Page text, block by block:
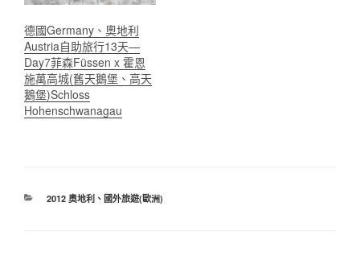
德國Germany、奧地利
Austria自助旅行13天—
Day7菲森Füssen x 霍恩
施萬高城(舊天鵝堡、高天
鵝堡)Schloss
Hohenschwanagau
分
2012 奧地利 、 國外旅遊(歐洲)